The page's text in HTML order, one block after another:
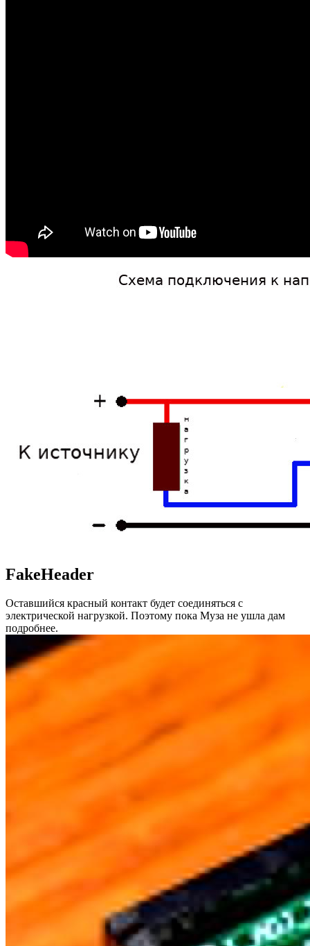
FakeHeader
Оставшийся красный контакт будет соединяться с
электрической нагрузкой. Поэтому пока Муза не ушла дам
подробнее.